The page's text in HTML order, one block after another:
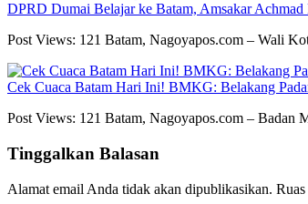
DPRD Dumai Belajar ke Batam, Amsakar Achmad
Post Views: 121 Batam, Nagoyapos.com – Wali
Cek Cuaca Batam Hari Ini! BMKG: Belakang
Post Views: 121 Batam, Nagoyapos.com –
Tinggalkan Balasan
Alamat email Anda tidak akan dipublikasikan.